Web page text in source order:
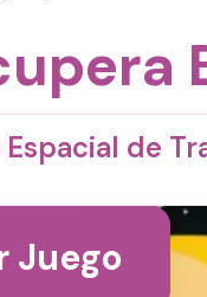
Espacial de
Juego